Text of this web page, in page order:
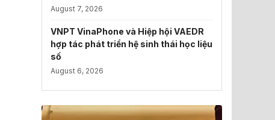
August 7, 2026
VNPT VinaPhone và Hiệp hội VAEDR
hợp tác phát triển hệ sinh thái học liệu
số
August 6, 2026